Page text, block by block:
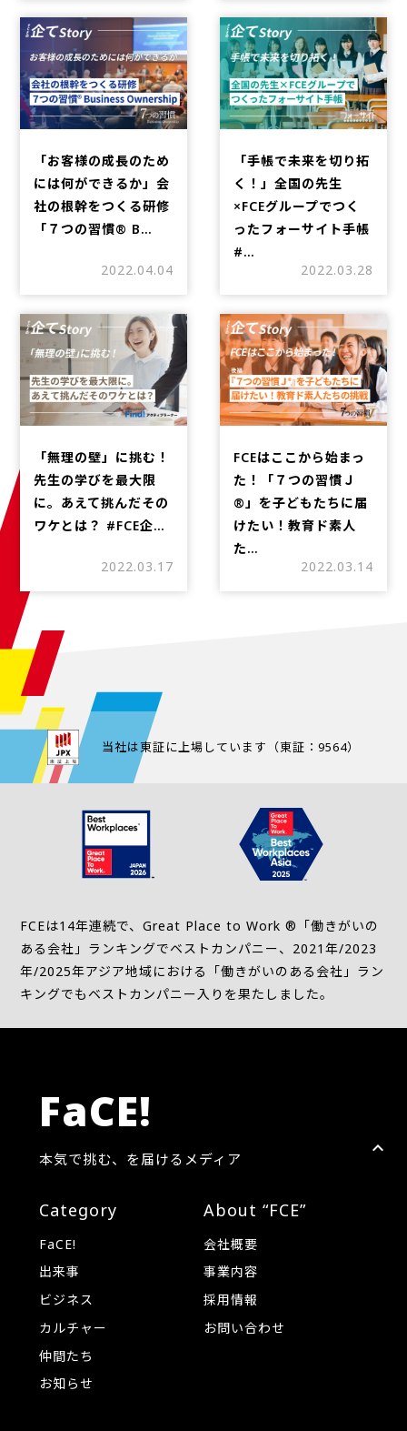
「お客様の成長のため
には何ができるか」会
社の根幹をつくる研修
「７つの習慣®︎ B…
2022.04.04
「手帳で未来を切り拓
く！」全国の先生
×FCEグループでつく
ったフォーサイト手帳
#…
2022.03.28
「無理の壁」に挑む！
先生の学びを最大限
に。あえて挑んだその
ワケとは？ #FCE企…
2022.03.17
FCEはここから始まっ
た！「７つの習慣Ｊ
®」を子どもたちに届
けたい！教育ド素人
た…
2022.03.14
当社は東証に上場しています（東証：9564）
FCEは14年連続で、Great Place to Work ®「働きがいの
ある会社」ランキングでベストカンパニー、2021年/2023
年/2025年アジア地域における「働きがいのある会社」ラン
キングでもベストカンパニー入りを果たしました。
FaCE!
本気で挑む、を届けるメディア
Category
FaCE!
出来事
ビジネス
カルチャー
仲間たち
お知らせ
About “FCE”
会社概要
事業内容
採用情報
お問い合わせ